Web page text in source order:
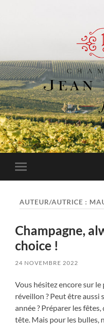
Toggle
mobile
AUTEUR/AUTRICE :
Champagne,
choice !
24 NOVEMBRE 2022
Vous hésitez encore sur
réveillon ? Peut être aussi
année ? Préparer les
tête. Mais pour les bulles,